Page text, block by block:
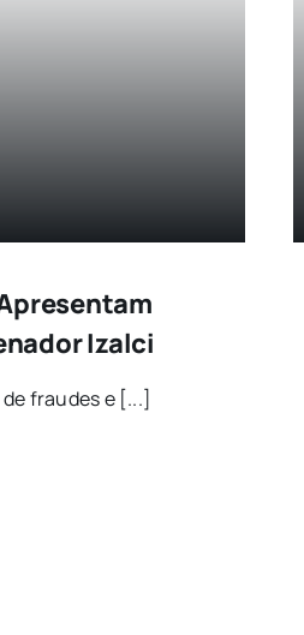
Izalci
fraudes e [...]